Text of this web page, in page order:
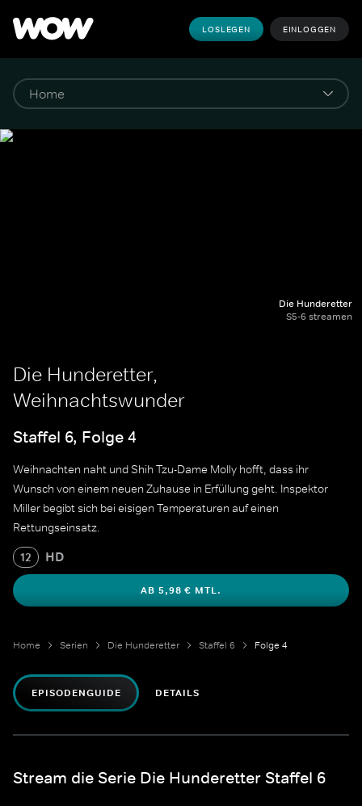
LOSLEGEN EINLOGGEN
Die Hunderetter
S5-6 streamen
Die Hunderetter,
Weihnachtswunder
Staffel 6, Folge 4
Weihnachten naht und Shih Tzu-Dame Molly hofft, dass ihr
Wunsch von einem neuen Zuhause in Erfüllung geht. Inspektor
Miller begibt sich bei eisigen Temperaturen auf einen
Rettungseinsatz.
12 HD
AB 5,98 € MTL.
Home Serien Die Hunderetter Staffel 6 Folge 4
EPISODENGUIDE DETAILS
Stream die Serie Die Hunderetter Staffel 6